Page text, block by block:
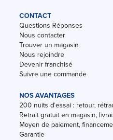
CONTACT
Questions-Réponses
Nous contacter
Trouver un magasin
Nous rejoindre
Devenir franchisé
Suivre une commande
NOS AVANTAGES
200 nuits d'essai : retour,
Retrait gratuit en magasin,
Moyen de paiement,
Garantie